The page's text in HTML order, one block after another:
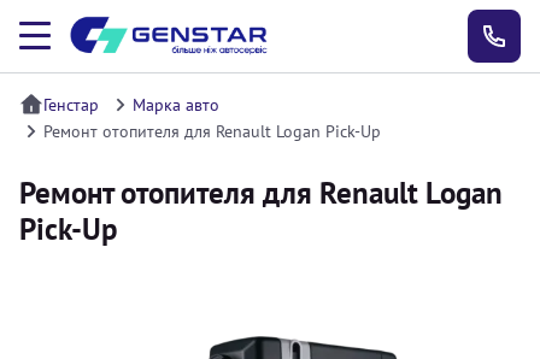
Генстар
Марка авто
Ремонт отопителя для Renault Logan Pick-Up
Ремонт отопителя для Renault Logan
Pick-Up